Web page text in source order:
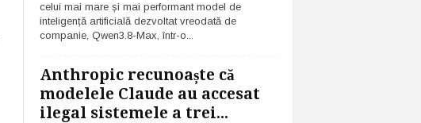
celui mai mare și mai performant model de
inteligență artificială dezvoltat vreodată de
companie, Qwen3.8-Max, într-o...
Anthropic recunoaște că
modelele Claude au accesat
ilegal sistemele a trei...